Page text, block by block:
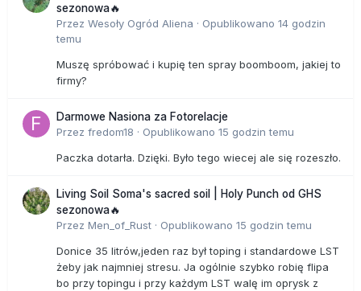
sezonowa🔥
Przez Wesoły Ogród Aliena · Opublikowano 14 godzin
temu
Muszę spróbować i kupię ten spray boomboom, jakiej to
firmy?
Darmowe Nasiona za Fotorelacje
Przez fredom18 · Opublikowano 15 godzin temu
Paczka dotarła. Dzięki. Było tego wiecej ale się rozeszło.
Living Soil Soma's sacred soil | Holy Punch od GHS
sezonowa🔥
Przez Men_of_Rust · Opublikowano 15 godzin temu
Donice 35 litrów,jeden raz był toping i standardowe LST
żeby jak najmniej stresu. Ja ogólnie szybko robię flipa
bo przy topingu i przy każdym LST walę im oprysk z